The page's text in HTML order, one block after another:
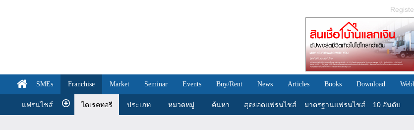
SMEs Franchise Market Seminar Events Buy/Rent News Articles Books Download
แฟรนไชส์ ไดเรคทอรี ประเภท หมวดหมู่ ค้นหา สุดยอดแฟรนไชส์ มาตรฐานแฟรนไชส์ 10 อันดับ